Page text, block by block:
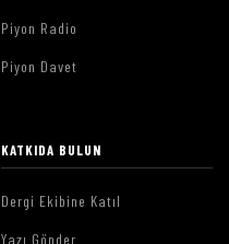
Piyon Radio
Piyon Davet
KATKIDA BULUN
Dergi Ekibine Katıl
Yazı Gönder